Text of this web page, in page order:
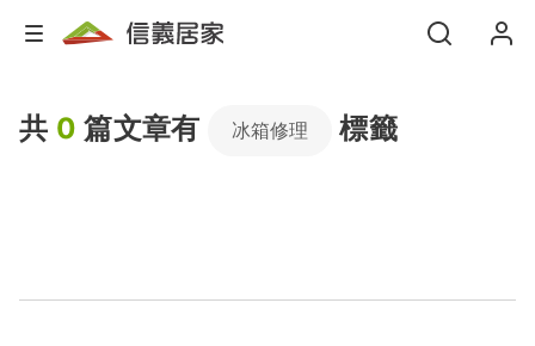
共 0 篇文章有 冰箱修理 標籤